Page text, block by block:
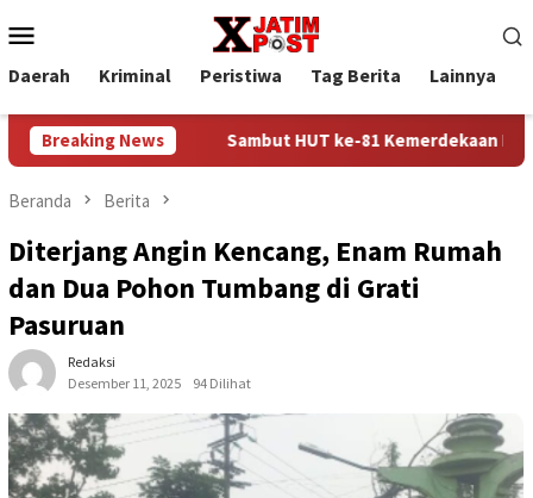
ke
kontenMobile
Daerah Kriminal Peristiwa Tag Berita Lainnya
Breaking NewsSambut HUT ke-81 Kemerdekaan RI, Lapas
Beranda Berita
Diterjang Angin Kencang, Enam Rumah
dan Dua Pohon Tumbang di Grati
Pasuruan
Redaksi
Desember 11, 2025
94 Dilihat